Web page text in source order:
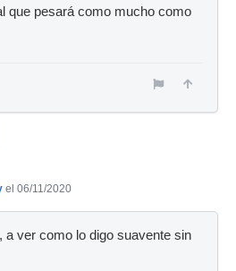
que pesará como mucho como
el 06/11/2020
a ver como lo digo suavente sin